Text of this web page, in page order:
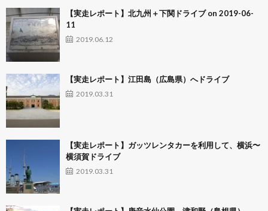
【実走レポート】北九州＋下関ドライブ on 2019-06-
11
2019.06.12
【実走レポート】江田島（広島県）へドライブ
2019.03.31
【実走レポート】ガッツレンタカーを利用して、横浜〜
横須賀ドライブ
2019.03.31